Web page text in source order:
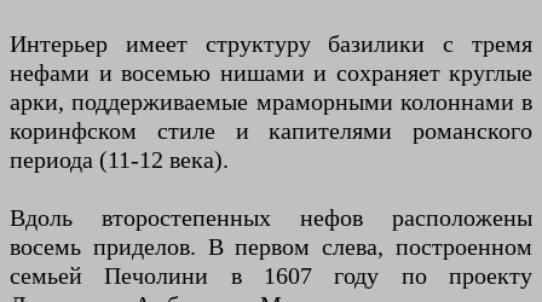
Интерьер имеет структуру базилики с тремя
нефами и восемью нишами и сохраняет круглые
арки, поддерживаемые мраморными колоннами в
коринфском стиле и капителями романского
периода (11-12 века).
Вдоль второстепенных нефов расположены
восемь приделов. В первом слева, построенном
семьей Печолини в 1607 году по проекту